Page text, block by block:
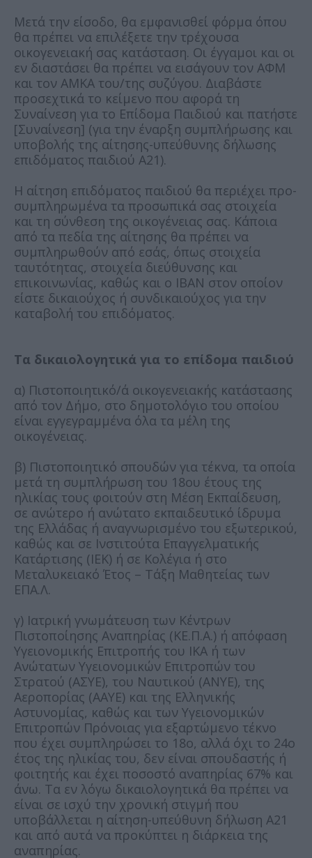
Μετά την είσοδο, θα εμφανισθεί φόρμα όπου
θα πρέπει να επιλέξετε την τρέχουσα
οικογενειακή σας κατάσταση. Οι έγγαμοι και οι
εν διαστάσει θα πρέπει να εισάγουν τον ΑΦΜ
και τον ΑΜΚΑ του/της συζύγου. Διαβάστε
προσεχτικά το κείμενο που αφορά τη
Συναίνεση για το Επίδομα Παιδιού και πατήστε
[Συναίνεση] (για την έναρξη συμπλήρωσης και
υποβολής της αίτησης-υπεύθυνης δήλωσης
επιδόματος παιδιού Α21).
Η αίτηση επιδόματος παιδιού θα περιέχει προ-
συμπληρωμένα τα προσωπικά σας στοιχεία
και τη σύνθεση της οικογένειας σας. Κάποια
από τα πεδία της αίτησης θα πρέπει να
συμπληρωθούν από εσάς, όπως στοιχεία
ταυτότητας, στοιχεία διεύθυνσης και
επικοινωνίας, καθώς και o ΙΒΑΝ στον οποίον
είστε δικαιούχος ή συνδικαιούχος για την
καταβολή του επιδόματος.
Τα δικαιολογητικά για το επίδομα παιδιού
α) Πιστοποιητικό/ά οικογενειακής κατάστασης
από τον Δήμο, στο δημοτολόγιο του οποίου
είναι εγγεγραμμένα όλα τα μέλη της
οικογένειας.
β) Πιστοποιητικό σπουδών για τέκνα, τα οποία
μετά τη συμπλήρωση του 18ου έτους της
ηλικίας τους φοιτούν στη Μέση Εκπαίδευση,
σε ανώτερο ή ανώτατο εκπαιδευτικό ίδρυμα
της Ελλάδας ή αναγνωρισμένο του εξωτερικού,
καθώς και σε Ινστιτούτα Επαγγελματικής
Κατάρτισης (ΙΕΚ) ή σε Κολέγια ή στο
Μεταλυκειακό Έτος – Τάξη Μαθητείας των
ΕΠΑ.Λ.
γ) Ιατρική γνωμάτευση των Κέντρων
Πιστοποίησης Αναπηρίας (ΚΕ.Π.Α.) ή απόφαση
Υγειονομικής Επιτροπής του ΙΚΑ ή των
Ανώτατων Υγειονομικών Επιτροπών του
Στρατού (ΑΣΥΕ), του Ναυτικού (ΑΝΥΕ), της
Αεροπορίας (ΑΑΥΕ) και της Ελληνικής
Αστυνομίας, καθώς και των Υγειονομικών
Επιτροπών Πρόνοιας για εξαρτώμενο τέκνο
που έχει συμπληρώσει το 18ο, αλλά όχι το 24ο
έτος της ηλικίας του, δεν είναι σπουδαστής ή
φοιτητής και έχει ποσοστό αναπηρίας 67% και
άνω. Τα εν λόγω δικαιολογητικά θα πρέπει να
είναι σε ισχύ την χρονική στιγμή που
υποβάλλεται η αίτηση-υπεύθυνη δήλωση Α21
και από αυτά να προκύπτει η διάρκεια της
αναπηρίας.